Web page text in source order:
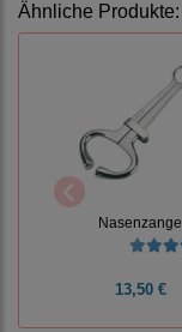
Ähnliche Produkte:
Nasenzange
13,50 €